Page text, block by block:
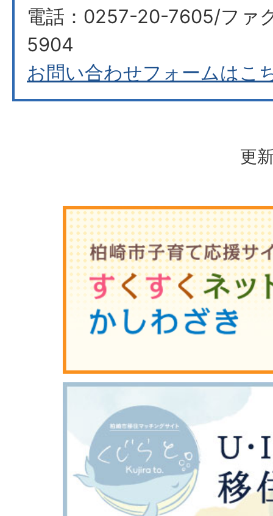
電話：0257-20-7605/ファ
5904
お問い合わせフォームはこ
更